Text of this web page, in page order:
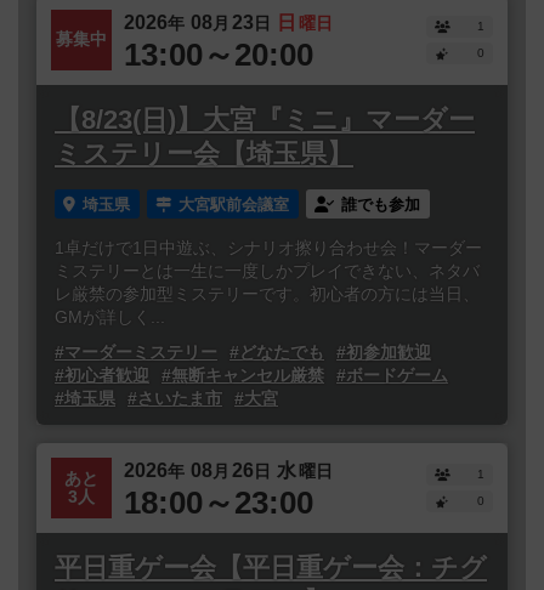
募集中
2026年 08 月 23日 日 曜日
13:00～20:00
1
0
【8/23(日)】大宮『ミニ』マーダー
ミステリー会【埼玉県】
埼玉県 大宮駅前会議室 誰でも参加
1卓だけで1日中遊ぶ、シナリオ擦り合わせ会！マーダー
ミステリーとは一生に一度しかプレイできない、ネタバ
レ厳禁の参加型ミステリーです。初心者の方には当日、
GMが詳しく...
#マーダーミステリー
#どなたでも
#初参加歓迎
#初心者歓迎
#無断キャンセル厳禁
#ボードゲーム
#埼玉県
#さいたま市 #大宮
あと
3人
2026年 08 月 26日 水曜日
18:00～23:00
1
0
平日重ゲー会【平日重ゲー会：チグ